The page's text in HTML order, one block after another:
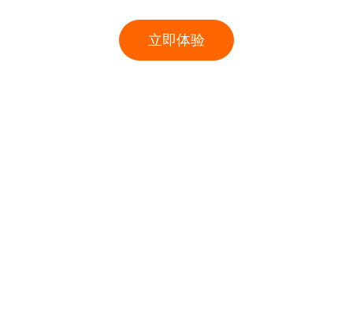
立即体验